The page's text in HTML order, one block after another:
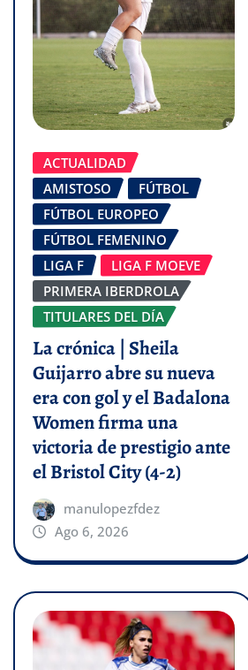
ACTUALIDAD
AMISTOSO
FÚTBOL
FÚTBOL EUROPEO
FÚTBOL FEMENINO
LIGA F
LIGA F MOEVE
PRIMERA IBERDROLA
TITULARES DEL DÍA
La crónica | Sheila
Guijarro abre su nueva
era con gol y el Badalona
Women firma una
victoria de prestigio ante
el Bristol City (4-2)
manulopezfdez
Ago 6, 2026